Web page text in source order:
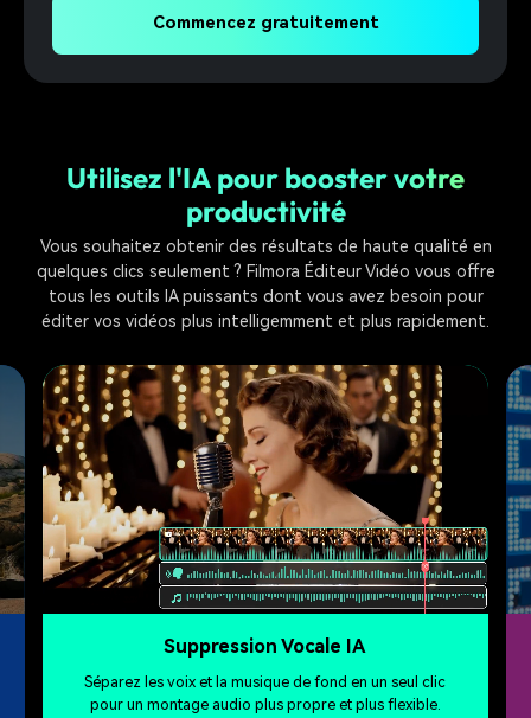
Commencez gratuitement
Utilisez l'IA pour booster votre
productivité
Vous souhaitez obtenir des résultats de haute qualité en
quelques clics seulement ? Filmora Éditeur Vidéo vous offre
tous les outils IA puissants dont vous avez besoin pour
éditer vos vidéos plus intelligemment et plus rapidement.
Suppression Vocale IA
Séparez les voix et la musique de fond en un seul clic
pour un montage audio plus propre et plus flexible.